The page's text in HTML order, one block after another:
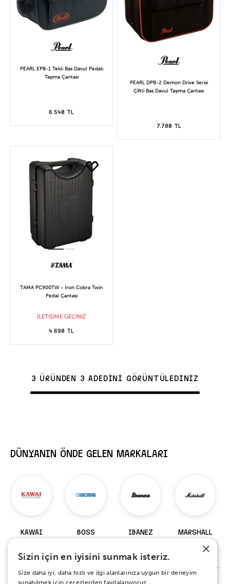
PEARL EPB-1 Tekli Bas Davul Pedalı
Taşıma Çantası
6.540 TL
PEARL DPB-2 Demon Drive Serisi
Çiftli Bas Davul Taşıma Çantası
7.780 TL
TAMA PC900TW - Iron Cobra Twin
Pedal Çantası
İLETİŞİME GEÇİNİZ
4.690 TL
3 ÜRÜNDEN 3 ADEDİNİ GÖRÜNTÜLEDİNİZ
DÜNYANIN ÖNDE GELEN MARKALARI
KAWAI BOSS IBANEZ MARSHALL
147 Ürün×
Sizin için en iyisini sunmak isteriz.
Size daha iyi, daha hızlı ve ilgi alanlarınıza uygun bir deneyim
sunabilmek için çerezlerden faydalanıyoruz.